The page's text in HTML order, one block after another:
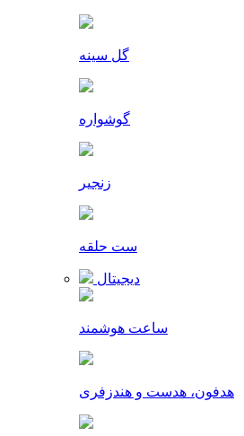
گل سینه
گوشواره
زنجیر
ست حلقه
دیجیتال
ساعت هوشمند
هدفون، هدست و هندزفری